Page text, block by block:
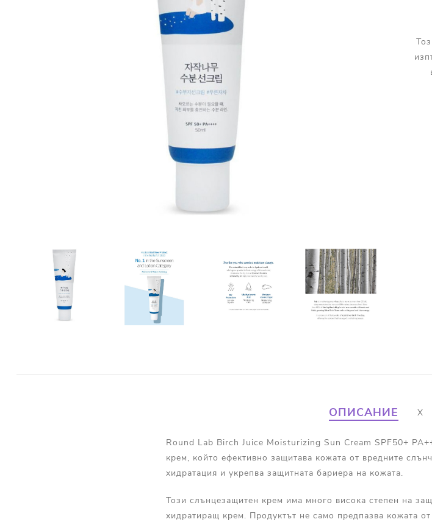
Витамин
ОПИСАНИЕ
Round Lab Birch Juice Moisturizing Sun Cream SPF50+
крем, който ефективно защитава кожата от вредните
хидратация и укрепва защитната бариера на кожата.
Този слънцезащитен крем има много висока степен на
хидратиращ крем. Продуктът не само предпазва кожата